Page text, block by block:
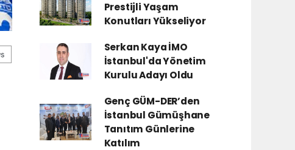
Prestijli Yaşam
Konutları Yükseliyor
Serkan Kaya İMO
İstanbul'da Yönetim
Kurulu Adayı Oldu
Genç GÜM-DER’den
İstanbul Gümüşhane
Tanıtım Günlerine
Katılım